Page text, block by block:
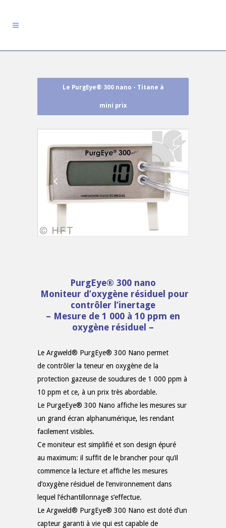
Le PurgEye® 300 nano - Titane à
mini prix
PurgEye® 300 nano
Moniteur d’oxygène résiduel pour
contrôler l’inertage
– Mesure de 1 000 à 10 ppm en
oxygène résiduel –
Le Argweld® PurgEye® 300 Nano permet
de contrôler la teneur en oxygène de la
protection gazeuse de soudures de 1 000 ppm à
10 ppm et ce, à un prix très abordable.
Le PurgeEye® 300 Nano affiche les mesures sur
un grand écran alphanumérique, les rendant
facilement visibles.
Ce moniteur est simplifié et son design épuré
au maximum: il suffit de le brancher pour qu’il
commence la lecture et affiche les mesures
d’oxygène résiduel de l’environnement dans
lequel l’échantillonnage s’effectue.
Le Argweld® PurgEye® 300 Nano est doté d’un
capteur garanti à vie qui est capable de